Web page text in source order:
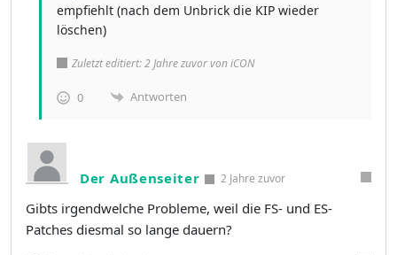
empfiehlt (nach dem Unbrick die KIP wieder
löschen)
Zuletzt editiert: 2 Jahre zuvor von iCON
0 Antworten
Der Außenseiter 2 Jahre zuvor
Gibts irgendwelche Probleme, weil die FS- und ES-
Patches diesmal so lange dauern?